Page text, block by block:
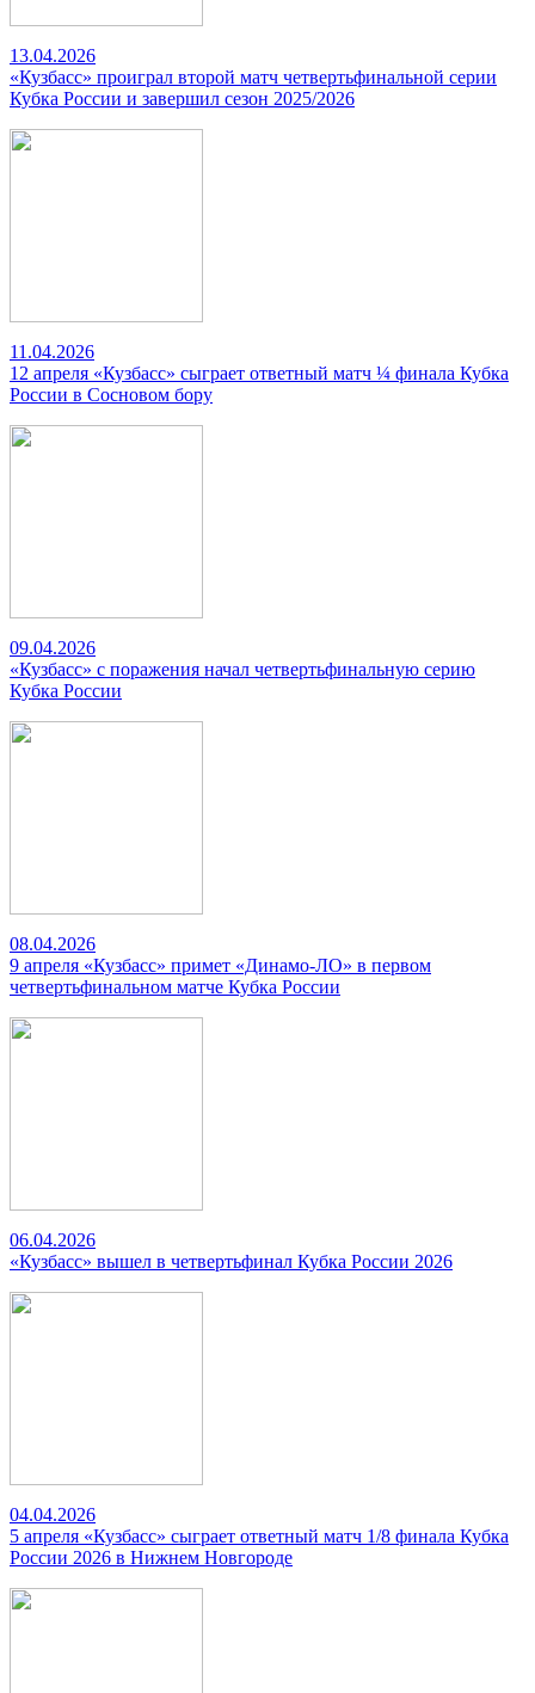
13.04.2026
«Кузбасс» проиграл второй матч четвертьфинальной серии
Кубка России и завершил сезон 2025/2026
11.04.2026
12 апреля «Кузбасс» сыграет ответный матч ¼ финала Кубка
России в Сосновом бору
09.04.2026
«Кузбасс» с поражения начал четвертьфинальную серию
Кубка России
08.04.2026
9 апреля «Кузбасс» примет «Динамо-ЛО» в первом
четвертьфинальном матче Кубка России
06.04.2026
«Кузбасс» вышел в четвертьфинал Кубка России 2026
04.04.2026
5 апреля «Кузбасс» сыграет ответный матч 1/8 финала Кубка
России 2026 в Нижнем Новгороде